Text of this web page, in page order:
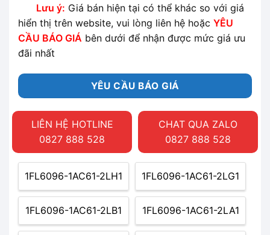
Lưu ý: Giá bán hiện tại có thể khác so với giá
hiển thị trên website, vui lòng liên hệ hoặc YÊU
CẦU BÁO GIÁ bên dưới để nhận được mức giá ưu
đãi nhất
YÊU CẦU BÁO GIÁ
LIÊN HỆ HOTLINE
0827 888 528
CHAT QUA ZALO
0827 888 528
1FL6096-1AC61-2LH1 1FL6096-1AC61-2LG1
1FL6096-1AC61-2LB1 1FL6096-1AC61-2LA1